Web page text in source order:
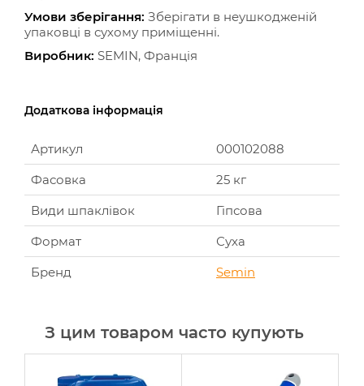
Умови зберігання: Зберігати в неушкодженій
упаковці в сухому приміщенні.
Виробник: SEMIN, Франція
Додаткова інформація
Артикул
000102088
Фасовка
25 кг
Види шпаклівок
Гіпсова
Формат
Суха
Бренд
Semin
З цим товаром часто купують